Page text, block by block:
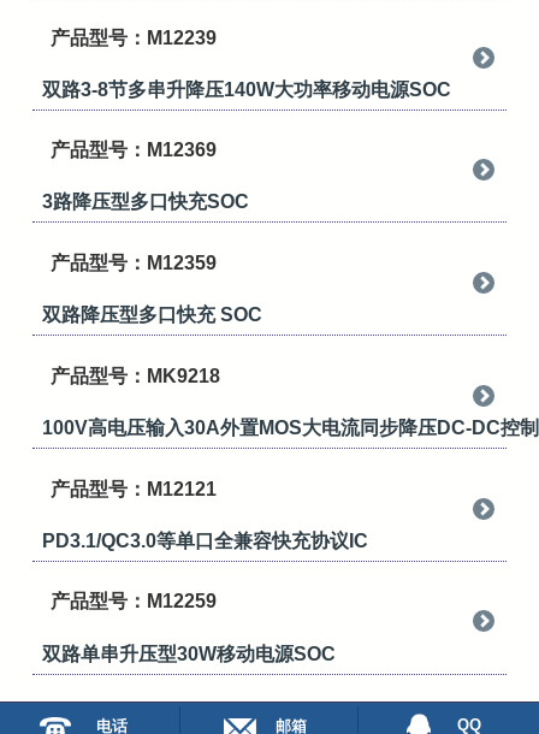
产品型号：M12239
双路3-8节多串升降压140W大功率移动电源SOC
产品型号：M12369
3路降压型多口快充SOC
产品型号：M12359
双路降压型多口快充 SOC
产品型号：MK9218
100V高电压输入30A外置MOS大电流同步降压DC-DC控
产品型号：M12121
PD3.1/QC3.0等单口全兼容快充协议IC
产品型号：M12259
双路单串升压型30W移动电源SOC
电话 邮箱 QQ